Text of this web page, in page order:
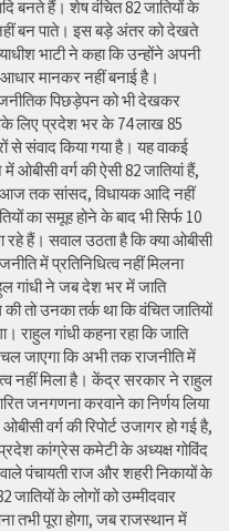
बनते हैं। शेष वंचित 82 जातियों के
बन पाते। इस बड़े अंतर को देखते
भाटी ने कहा कि उन्होंने अपनी
मानकर नहीं बनाई है।
पिछड़ेपन को भी देखकर
लिए प्रदेश भर के 74 लाख 85
से संवाद किया गया है। यह वाकई
ओबीसी वर्ग की ऐसी 82 जातियां हैं,
आज तक सांसद, विधायक आदि नहीं
का समूह होने के बाद भी सिर्फ 10
रहे हैं। सवाल उठता है कि क्या ओबीसी
में प्रतिनिधित्व नहीं मिलना
गांधी ने जब देश भर में जाति
तो उनका तर्क था कि वंचित जातियों
राहुल गांधी कहना रहा कि जाति
जाएगा कि अभी तक राजनीति में
नहीं मिला है। केंद्र सरकार ने राहुल
जनगणना करवाने का निर्णय लिया
वर्ग की रिपोर्ट उजागर हो गई है,
कांग्रेस कमेटी के अध्यक्ष गोविंद
वाले पंचायती राज और शहरी निकायों के
जातियों के लोगों को उम्मीदवार
तभी पूरा होगा, जब राजस्थान में